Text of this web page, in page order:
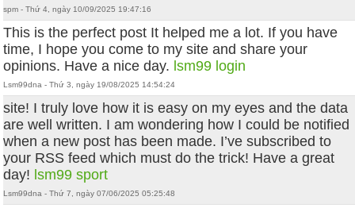
spm - Thứ 4, ngày 10/09/2025 19:47:16
This is the perfect post It helped me a lot. If you have
time, I hope you come to my site and share your
opinions. Have a nice day. lsm99 login
Lsm99dna - Thứ 3, ngày 19/08/2025 14:54:24
site! I truly love how it is easy on my eyes and the data
are well written. I am wondering how I could be notified
when a new post has been made. I’ve subscribed to
your RSS feed which must do the trick! Have a great
day! lsm99 sport
Lsm99dna - Thứ 7, ngày 07/06/2025 05:25:48